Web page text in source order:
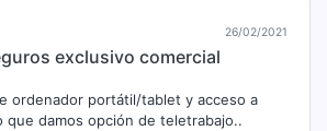
26/02/2021
exclusivo comercial
ordenador portátil/tablet y acceso a
damos opción de teletrabajo..